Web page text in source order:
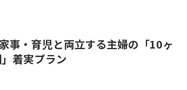
家事・育児と両立する主婦の「10ヶ
着実プラン